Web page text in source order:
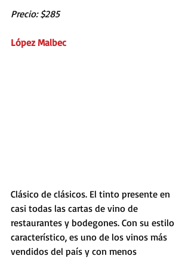
Precio: $285
López Malbec
Clásico de clásicos. El tinto presente en
casi todas las cartas de vino de
restaurantes y bodegones. Con su estilo
característico, es uno de los vinos más
vendidos del país y con menos